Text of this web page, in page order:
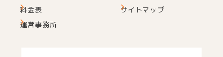
料金表
運営事務所
サイトマップ